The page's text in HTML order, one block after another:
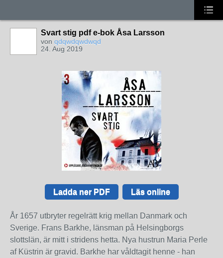
Svart stig pdf e-bok Åsa Larsson
von qdqwdqwdwqd
24. Aug 2019
Ladda ner PDF Läs online
År 1657 utbryter regelrätt krig mellan Danmark och
Sverige. Frans Barkhe, länsman på Helsingborgs
slottslän, är mitt i stridens hetta. Nya hustrun Maria Perle
af Küstrin är gravid. Barkhe har våldtagit henne - han